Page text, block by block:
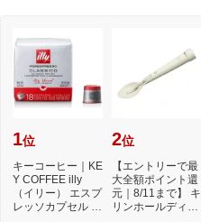
1位
キーコーヒー｜KE
Y COFFEE illy
（イリー） エスプ
レッソカプセル ミ
2位
【エントリーで最
大全額ポイント還
元｜8/11まで】 キ
リンホールディン